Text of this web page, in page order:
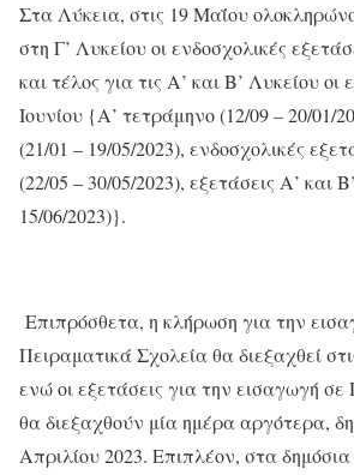
Στα Λύκεια, στις 19 Μαΐου
στη Γ’ Λυκείου οι ενδοσχολικές
και τέλος για τις Α’ και Β’ Λυκείου οι
Ιουνίου {Α’ τετράμηνο (12/09 – 20/01/
(21/01 – 19/05/2023), ενδοσχολικές
(22/05 – 30/05/2023), εξετάσεις Α’ και
15/06/2023)}.
Επιπρόσθετα, η κλήρωση για την
Πειραματικά Σχολεία θα διεξαχθεί
ενώ οι εξετάσεις για την εισαγωγή
θα διεξαχθούν μία ημέρα αργότερα,
Απριλίου 2023. Επιπλέον, στα